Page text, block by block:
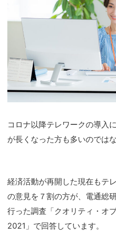
コロナ以降テレワークの導入
が長くなった方も多いのでは
経済活動が再開した現在もテ
の意見を７割の方が、電通総
行った調査「クオリティ・オ
2021」で回答しています。